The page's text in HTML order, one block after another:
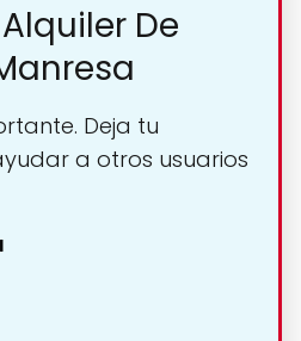
De
Deja tu
a otros usuarios